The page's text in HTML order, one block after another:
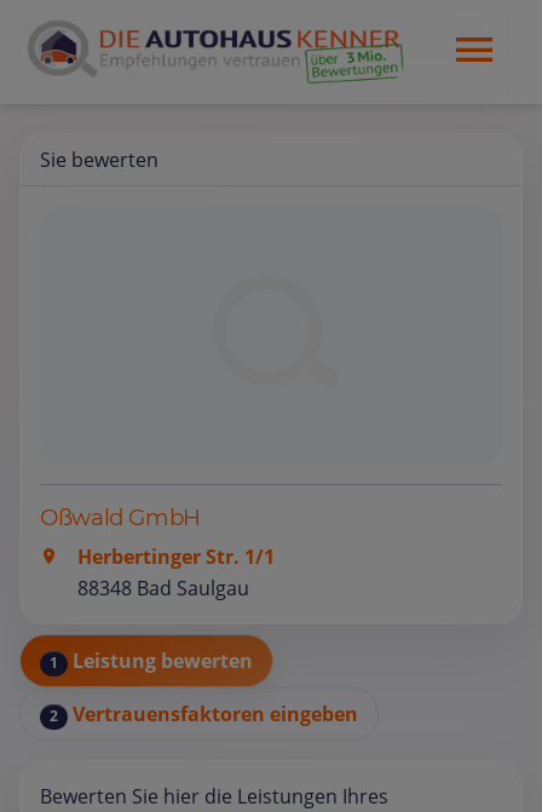
Sie bewerten
Oßwald GmbH
Herbertinger Str. 1/1
88348 Bad Saulgau
1 Leistung bewerten
2 Vertrauensfaktoren eingeben
Bewerten Sie hier die Leistungen Ihres